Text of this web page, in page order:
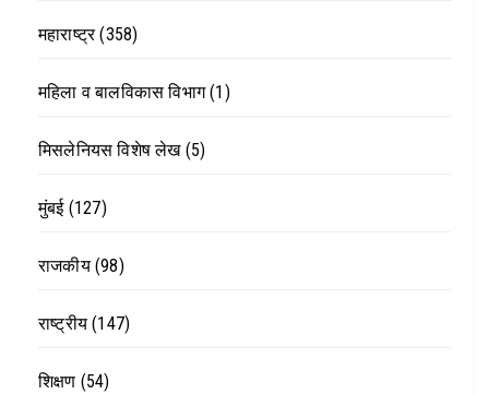
महाराष्ट्र(358)
महिला व बालविकास विभाग(1)
मिसलेनियस विशेष लेख(5)
मुंबई(127)
राजकीय(98)
राष्ट्रीय (147)
शिक्षण (54)